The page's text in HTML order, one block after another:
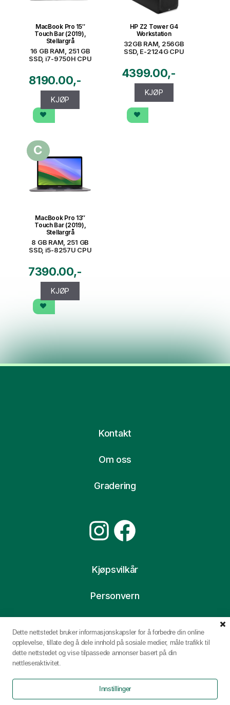
MacBook Pro 15″
Touch Bar (2019),
Stellargrå
16 GB RAM, 251 GB
SSD, i7-9750H CPU
8190.00
KJØP
HP Z2 Tower G4
Workstation
32GB RAM, 256GB
SSD, E-2124G CPU
4399.00
KJØP
C
MacBook Pro 13″
Touch Bar (2019),
Stellargrå
8 GB RAM, 251 GB
SSD, i5-8257U CPU
7390.00
KJØP
Kontakt
Om oss
Gradering
Instagram
Facebook
Kjøpsvilkår
Personvern
0
Dette nettstedet bruker informasjonskapsler for å forbedre din online
opplevelse, tillate deg å dele innhold på sosiale medier, måle trafikk til
dette nettstedet og vise tilpassede annonser basert på din
nettleseraktivitet.
Innstillinger